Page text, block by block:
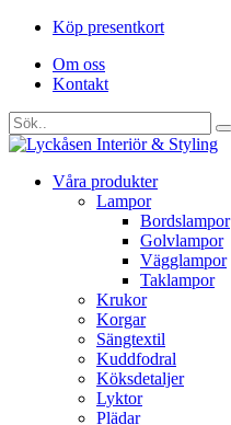
Köp presentkort
Om oss
Kontakt
Våra produkter
Lampor
Bordslampor
Golvlampor
Vägglampor
Taklampor
Krukor
Korgar
Sängtextil
Kuddfodral
Köksdetaljer
Lyktor
Plädar